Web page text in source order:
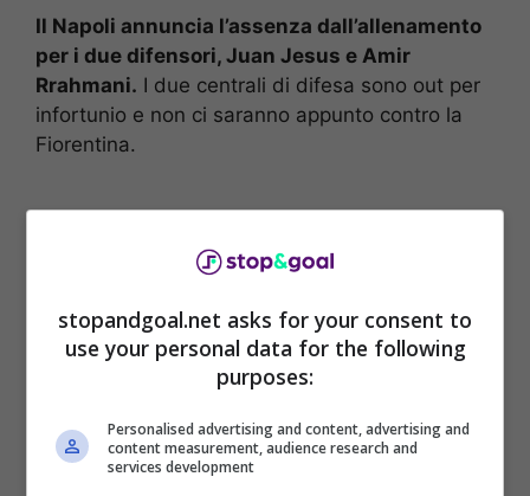
Il Napoli annuncia l’assenza dall’allenamento
per i due difensori, Juan Jesus e Amir
Rrahmani. I due centrali di difesa sono out per
infortunio e non ci saranno appunto contro la
Fiorentina.
stopandgoal.net asks for your consent to
use your personal data for the following
purposes:
Personalised advertising and content, advertising and
content measurement, audience research and
services development